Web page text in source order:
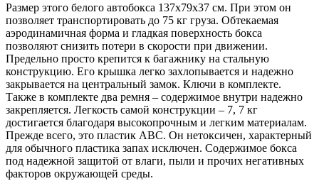
Размер этого белого автобокса 137х79х37 см. При этом он
позволяет транспортировать до 75 кг груза. Обтекаемая
аэродинамичная форма и гладкая поверхность бокса
позволяют снизить потери в скорости при движении.
Предельно просто крепится к багажнику на стальную
конструкцию. Его крышка легко захлопывается и надежно
закрывается на центральный замок. Ключи в комплекте.
Также в комплекте два ремня – содержимое внутри надежно
закрепляется. Легкость самой конструкции – 7, 7 кг
достигается благодаря высокопрочным и легким материалам.
Прежде всего, это пластик АВС. Он нетоксичен, характерный
для обычного пластика запах исключен. Содержимое бокса
под надежной защитой от влаги, пыли и прочих негативных
факторов окружающей среды.